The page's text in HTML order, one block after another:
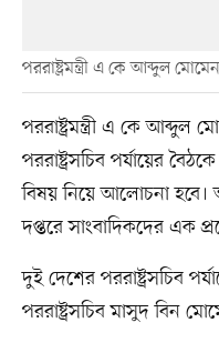
পররাষ্ট্রমন্ত্রী এ কে আব্দুল মোমেন
পররাষ্ট্রমন্ত্রী এ কে আব্দুল
পররাষ্ট্রসচিব পর্যায়ের
বিষয় নিয়ে আলোচনা হবে।
দপ্তরে সাংবাদিকদের এক
দুই দেশের পররাষ্ট্রসচিব
পররাষ্ট্রসচিব মাসুদ বিন